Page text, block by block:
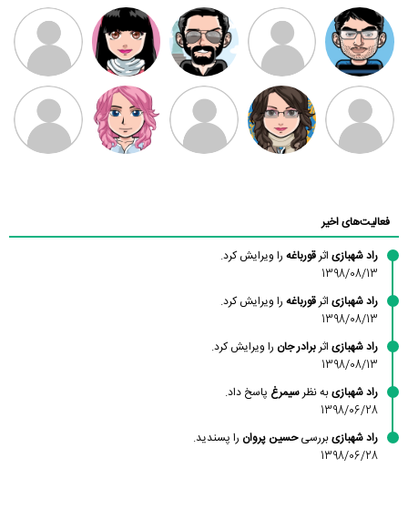
مهدی فرهمند مهدی سلطانی داود رضیی
طرفدار میلی
بابی براون
کیوان کیانی
سامان راحمی امیردلتا امیروو ملیکا منتظری عارفه داستانپور
فعالیت‌های اخیر
راد شهبازی اثرقورباغه را ویرایش کرد.
1398/08/13
راد شهبازی اثرقورباغه را ویرایش کرد.
1398/08/13
راد شهبازی اثربرادر جان را ویرایش کرد.
1398/08/13
راد شهبازیبه نظرسیمرغ پاسخ داد.
1398/06/28
راد شهبازیبررسیحسین پروان را پسندید.
1398/06/28